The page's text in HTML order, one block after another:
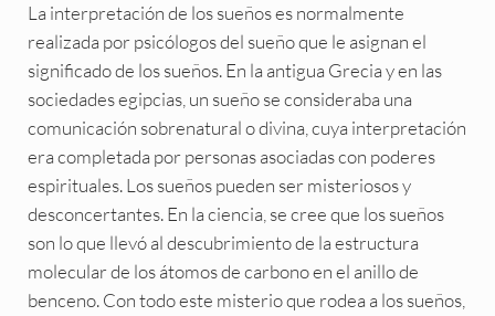
La interpretación de los sueños es normalmente
realizada por psicólogos del sueño que le asignan el
significado de los sueños. En la antigua Grecia y en las
sociedades egipcias, un sueño se consideraba una
comunicación sobrenatural o divina, cuya interpretación
era completada por personas asociadas con poderes
espirituales. Los sueños pueden ser misteriosos y
desconcertantes. En la ciencia, se cree que los sueños
son lo que llevó al descubrimiento de la estructura
molecular de los átomos de carbono en el anillo de
benceno. Con todo este misterio que rodea a los sueños,